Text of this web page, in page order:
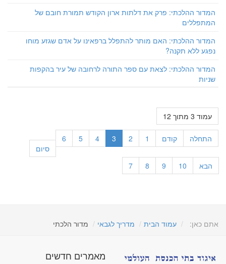
המדור ההלכתי: פרק את דלתות ארון הקודש תמורת חובם של
המתפללים
המדור ההלכתי: האם מותר להתפלל ברפאינו על אדם שגזע מוחו
נפגע ללא תקנה?
המדור ההלכתי: לצאת עם ספר התורה לרחובה של עיר בהקפות
שניות
עמוד 3 מתוך 12
התחלה קודם 1
2
3
4
5
6
7 8 9 10 הבא
סיום
אתם כאן: עמוד הבית מדריך לגבאי מדור הלכתי
מאמרים חדשים